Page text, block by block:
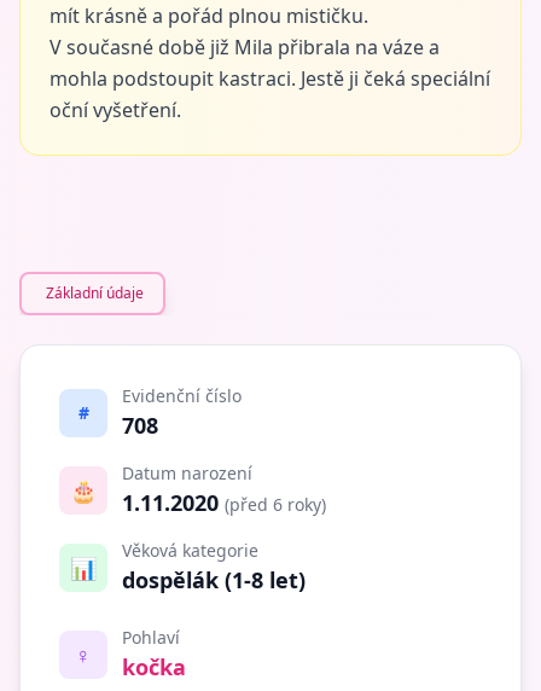
mít krásně a pořád plnou mističku.
V současné době již Mila přibrala na váze a
mohla podstoupit kastraci. Jestě ji čeká speciální
oční vyšetření.
Základní údaje
#
Evidenční číslo
708
🎂
Datum narození
1.11.2020 (před 6 roky)
📊
Věková kategorie
dospělák (1-8 let)
♀️
Pohlaví
kočka